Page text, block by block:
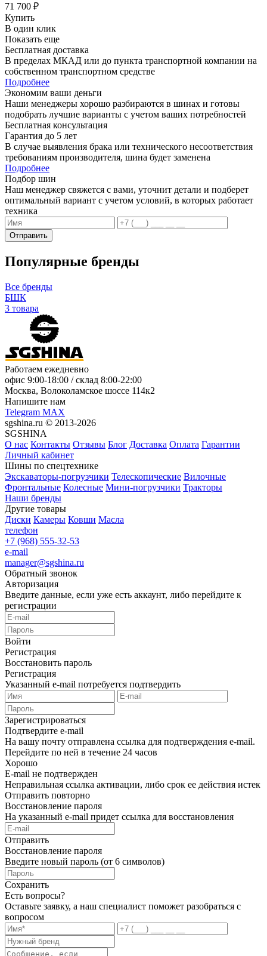
71 700 ₽
Купить
В один клик
Показать еще
Бесплатная доставка
В пределах МКАД или до пункта транспортной компании на
собственном транспортном средстве
Подробнее
Экономим ваши деньги
Наши менеджеры хорошо разбираются в шинах и готовы
подобрать лучшие варианты с учетом ваших потребностей
Бесплатная консультация
Гарантия до 5 лет
В случае выявления брака или технического несоответствия
требованиям производителя, шина будет заменена
Подробнее
Подбор шин
Наш менеджер свяжется с вами, уточнит детали и подберет
оптимальный вариант с учетом условий, в которых работает
техника
Отправить
Популярные бренды
Все бренды
БШК
3 товара
Работаем ежедневно
офис 9:00-18:00 / склад 8:00-22:00
Москва, Волоколамское шоссе 114к2
Напишите нам
Telegram MAX
sgshina.ru © 2013-2026
SGSHINA
О нас Контакты Отзывы Блог Доставка Оплата Гарантии
Личный кабинет
Шины по спецтехнике
Экскаваторы-погрузчики Телескопические Вилочные
Фронтальные Колесные Мини-погрузчики Тракторы
Наши бренды
Другие товары
Диски Камеры Ковши Масла
телефон
+7 (968) 555-32-53
e-mail
manager@sgshina.ru
Обратный звонок
Авторизация
Введите данные, если уже есть аккаунт, либо перейдите к
регистрации
Войти
Регистрация
Восстановить пароль
Регистрация
Указанный e-mail потребуется подтвердить
Зарегистрироваться
Подтвердите e-mail
На вашу почту отправлена ссылка для подтверждения e-mail.
Перейдите по ней в течение 24 часов
Хорошо
E-mail не подтвержден
Неправильная ссылка активации, либо срок ее действия истек
Отправить повторно
Восстановление пароля
На указанный e-mail придет ссылка для восстановления
Отправить
Восстановление пароля
Введите новый пароль (от 6 символов)
Сохранить
Есть вопросы?
Оставьте заявку, а наш специалист поможет разобраться с
вопросом